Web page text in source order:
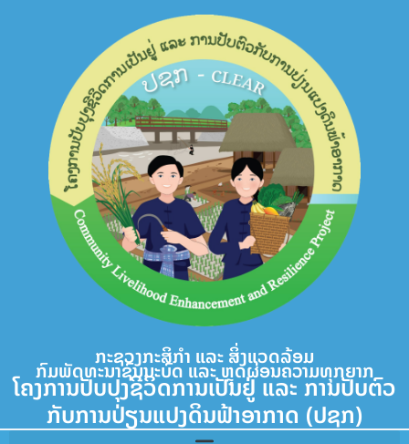
ກະຊວງກະສິກຳ ແລະ ສິ່ງແວດລ້ອມ
ກົມພັດທະນາຊົນນະບົດ ແລະ ຫຼຸດຜ່ອນຄວາມທຸກຍາກ
ໂຄງການປັບປຸງຊີວິດການເປັນຢູ່ ແລະ ການປັບຕົວ
ກັບການປ່ຽນແປງດິນຟ້າອາກາດ (ປຊກ)